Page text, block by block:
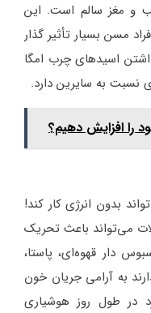
و مغز سالم است. این
مسن بسیار تأثیر گذار
اسیدهای چرب امگا
را افزایش دهیم؟
بدون انرژی کار کند!
می‌تواند باعث تحریک
دار قهوه‌ای، پاستا،
به آرامی جریان خون
در طول روز هوشیاری